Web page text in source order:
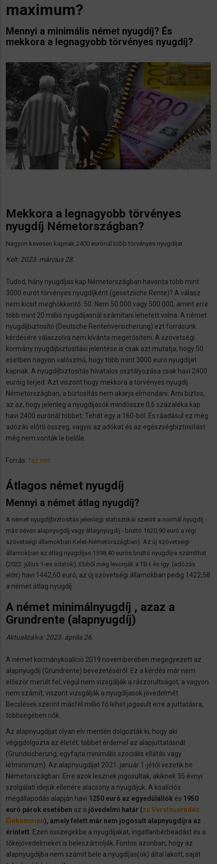
maximum?
Mennyi a minimális német nyugdíj? És
mekkora a legnagyobb törvényes nyugdíj?
Mekkora a legnagyobb törvényes
nyugdíj Németországban?
Nagyon kevesen kapnak 2400 eurónál több törvényes nyugdíjat
Kelt: 2023. március 28.
Tudod, hány nyugdíjas kap Németországban havonta több mint
3000 eurót törvényes nyugdíjként (gesetzliche Rente)? A válasz
nem kicsit meghökkentő: 50. Nem 50.000 vagy 500.000, amint erre
több mint 20 millió nyugdíjasnál számítani lehetett volna. A német
nyugdíjbiztosító (Deutsche Rentenversicherung) ezt forrásunk
kérdésére válaszolva nem kívánta megerősíteni. A szövetségi
kormány nyugdíjbiztosítási jelentése is csak azt mutatja, hogy 50
esetben nagyon valószínű, hogy több mint 3000 euró nyugdíjat
kapnak. A nyugdíjbiztosítás hivatalos osztályozása csak havi 2400
euróig terjed. Azt viszont hogy mekkora a törvényes nyugdíj
Németországban, a biztosítás nem akarja elmondani. Ami biztos,
az az, hogy jelenleg a nyugdíjasok mindössze 0,6 százaléka kap
havi 2400 eurónál többet. Tehát egy a 160-ból. És ráadásul ez még
adózás előtti összeg, vagyis az adókat és az egészségbiztosítást
még nem vonták le belőle.
Forrás: faz.net
Átlagos német nyugdíj
Mennyi a német átlag nyugdíj?
A német nyugdíjbiztosítás jelenlegi statisztikái szerint a normál nyugdíj -
más néven alapnyugdíj vagy átlagnyugdíj - bruttó 1620,90 euró a régi
szövetségi államokban Kelet-Németországban). Az új szövetségi
államokban az átlag nyugdíjas 1598,40 eurós bruttó nyugdíjra számíthat
(2022. július 1-es adatok). Ebből még levonják a TB-t és így (adózás
előtt) havi 1442,60 euró, az új szövetségi államokban pedig 1422,58
a német átlag nyugdíj.
A német minimálnyugdíj , azaz a
Grundrente (alapnyugdíj)
Aktualizálva: 2023. április 26.
A német kormánykoalíció 2019 novemberében megegyezett az
alapnyugdíj (Grundrente) bevezetéséről. Ez a kérdés már nem
először merült fel, végül nem vizsgálják a rászorultságot, a vagyon
nem számít, viszont vizsgálják a nyugdíjasok jövedelmét.
Becslések szerint másfél millió fő lehet jogosult erre a juttatásra,
többségében nők.
Az alapnyugdíjat olyan elv mentén dolgozták ki, hogy aki
végigdolgozta az életét, többet érdemel az alapjuttatásnál
(Grundsicherung, egyfajta minimális szociális ellátás vagy
létminimum). Az alapnyugdíjat 2021. január 1-jétől vezetik be
Németországban. Erre azok lesznek jogosultak, akiknek 35 évnyi
szolgálati idejük ellenére alacsony a nyugdíjuk. A koalíciós
megállapodás alapján havi 1250 euró az egyedülállók és 1950
euró párok esetében az a jövedelmi határ (zu Versteuerndes
Einkommen), amely felett már nem jogosult alapnyugdíjra az
érintett . Ezen összegekbe a nyugdíjakat, ingatlanbérbeadást és a
tőkejövedelmeket is beleszámolják. Fontos azonban, hogy az
alapnyugdíjba nem számít bele a nyugdíjas(ok) által lakott, saját